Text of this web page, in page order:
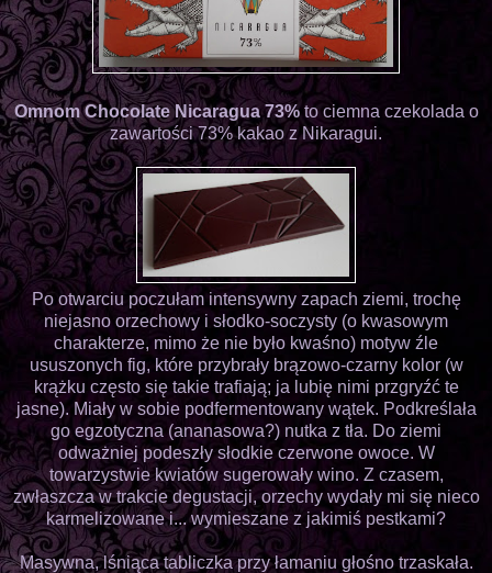
Omnom Chocolate Nicaragua 73%to ciemna czekolada o
zawartości 73% kakao z Nikaragui.
Po otwarciu poczułam intensywny zapach ziemi, trochę
niejasno orzechowy i słodko-soczysty (o kwasowym
charakterze, mimo że nie było kwaśno) motyw źle
ususzonych fig, które przybrały brązowo-czarny kolor (w
krążku często się takie trafiają; ja lubię nimi przgryźć te
jasne). Miały w sobie podfermentowany wątek. Podkreślała
go egzotyczna (ananasowa?) nutka z tła. Do ziemi
odważniej podeszły słodkie czerwone owoce. W
towarzystwie kwiatów sugerowały wino. Z czasem,
zwłaszcza w trakcie degustacji, orzechy wydały mi się nieco
karmelizowane i... wymieszane z jakimiś pestkami?
Masywna, lśniąca tabliczka przy łamaniu głośno trzaskała.